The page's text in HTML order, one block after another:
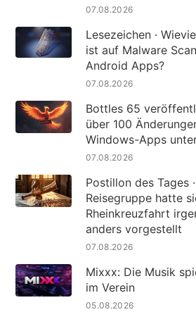
07.08.2026
Lesezeichen ·
ist auf Malware
Android Apps?
07.08.2026
Bottles 65
über 100
Windows-Apps
07.08.2026
Postillon des Tages ·
Reisegruppe hatte
Rheinkreuzfahrt
anders vorgestellt
07.08.2026
Mixxx: Die Musik
im Verein
05.08.2026